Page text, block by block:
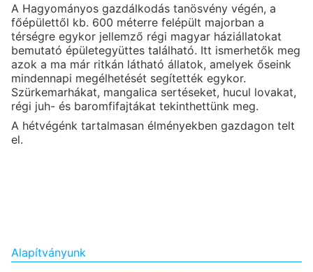
A Hagyományos gazdálkodás tanösvény végén, a
főépülettől kb. 600 méterre felépült majorban a
térségre egykor jellemző régi magyar háziállatokat
bemutató épületegyüttes található. Itt ismerhetők meg
azok a ma már ritkán látható állatok, amelyek őseink
mindennapi megélhetését segítették egykor.
Szürkemarhákat, mangalica sertéseket, hucul lovakat,
régi juh- és baromfifajtákat tekinthettünk meg.
A hétvégénk tartalmasan élményekben gazdagon telt
el.
Alapítványunk